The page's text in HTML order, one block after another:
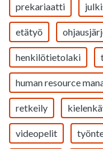
prekariaatti
etätyö
henkilötietolaki
human resource
retkeily
videopelit